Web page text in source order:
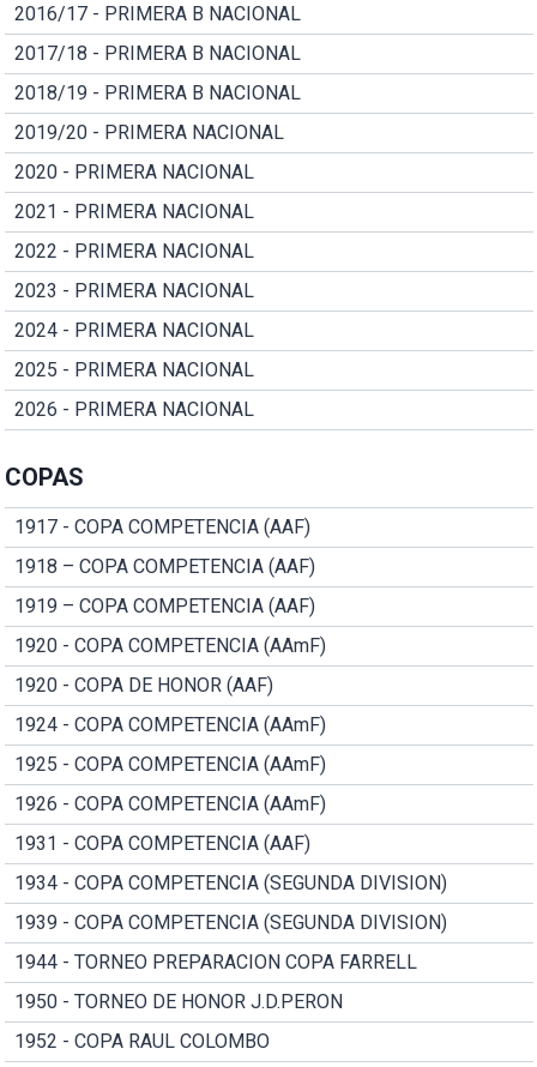
2016/17 - PRIMERA B NACIONAL
2017/18 - PRIMERA B NACIONAL
2018/19 - PRIMERA B NACIONAL
2019/20 - PRIMERA NACIONAL
2020 - PRIMERA NACIONAL
2021 - PRIMERA NACIONAL
2022 - PRIMERA NACIONAL
2023 - PRIMERA NACIONAL
2024 - PRIMERA NACIONAL
2025 - PRIMERA NACIONAL
2026 - PRIMERA NACIONAL
COPAS
1917 - COPA COMPETENCIA (AAF)
1918 – COPA COMPETENCIA (AAF)
1919 – COPA COMPETENCIA (AAF)
1920 - COPA COMPETENCIA (AAmF)
1920 - COPA DE HONOR (AAF)
1924 - COPA COMPETENCIA (AAmF)
1925 - COPA COMPETENCIA (AAmF)
1926 - COPA COMPETENCIA (AAmF)
1931 - COPA COMPETENCIA (AAF)
1934 - COPA COMPETENCIA (SEGUNDA DIVISION)
1939 - COPA COMPETENCIA (SEGUNDA DIVISION)
1944 - TORNEO PREPARACION COPA FARRELL
1950 - TORNEO DE HONOR J.D.PERON
1952 - COPA RAUL COLOMBO